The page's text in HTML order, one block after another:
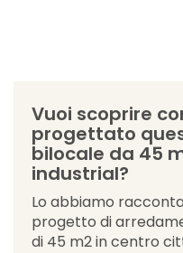
Vuoi scoprire
progettato
bilocale da 45
industrial?
Lo abbiamo
progetto di
di 45 m2 in centro